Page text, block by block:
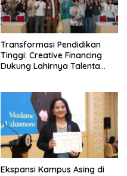
Transformasi Pendidikan
Tinggi: Creative Financing
Dukung Lahirnya Talenta
Ekspansi Kampus Asing di